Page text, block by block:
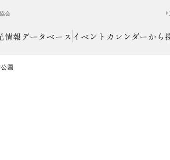
会
情報データベース イベントカレンダーから
園